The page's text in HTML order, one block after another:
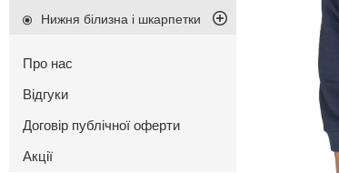
Нижня білизна і шкарпетки
Про нас
Відгуки
Договір публічної оферти
Акції